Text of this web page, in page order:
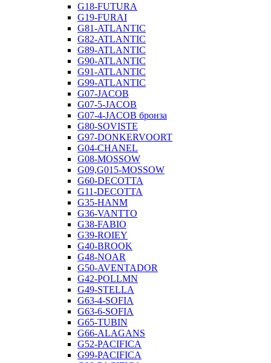
G18-FUTURA
G19-FURAI
G81-ATLANTIC
G82-ATLANTIC
G89-ATLANTIC
G90-ATLANTIC
G91-ATLANTIC
G99-ATLANTIC
G07-JACOB
G07-5-JACOB
G07-4-JACOB бронза
G80-SOVISTE
G97-DONKERVOORT
G04-CHANEL
G08-MOSSOW
G09,G015-MOSSOW
G60-DECOTTA
G11-DECOTTA
G35-HANM
G36-VANTTO
G38-FABIO
G39-ROIEY
G40-BROOK
G48-NOAR
G50-AVENTADOR
G42-POLLMN
G49-STELLA
G63-4-SOFIA
G63-6-SOFIA
G65-TUBIN
G66-ALAGANS
G52-PACIFICA
G99-PACIFICA